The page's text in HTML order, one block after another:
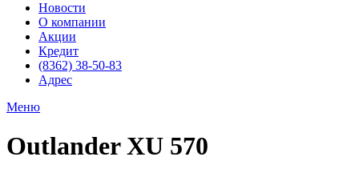
Новости
О компании
Акции
Кредит
(8362) 38-50-83
Адрес
Меню
Outlander XU 570